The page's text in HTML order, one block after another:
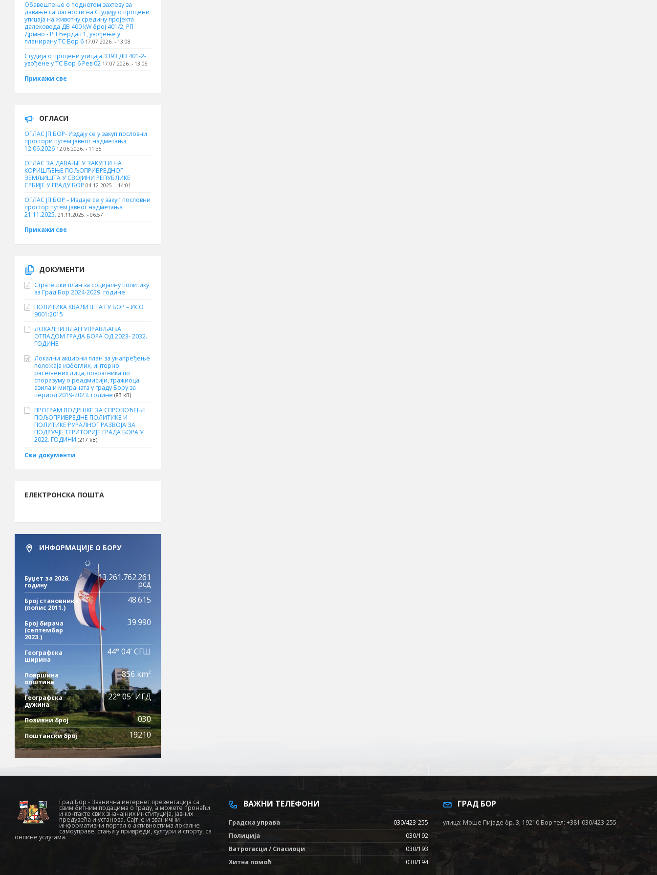
Обавештење о поднетом захтеву за
давање сагласности на Студију о процени
утицаја на животну средину пројекта
далековода ДВ 400 kW број 401/2, РП
Дрмно - РП Ђердап 1, увођење у
планирану ТС Бор 6 17.07.2026. - 13:08
Студија о процени утицаја 3393 ДВ 401-2-
увођене у ТС Бор 6 Рев 02 17.07.2026. - 13:05
Прикажи све
ОГЛАСИ
ОГЛАС ЈП БОР- Издају се у закуп пословни
простори путем јавног надметања
12.06.2026 12.06.2026. - 11:35
ОГЛАС ЗА ДАВАЊЕ У ЗАКУП И НА
КОРИШЋЕЊЕ ПОЉОПРИВРЕДНОГ
ЗЕМЉИШТА У СВОЈИНИ РЕПУБЛИКЕ
СРБИЈЕ У ГРАДУ БОР 04.12.2025. - 14:01
ОГЛАС ЈП БОР – Издаје се у закуп пословни
простор путем јавног надметања
21.11.2025. 21.11.2025. - 06:57
Прикажи све
ДОКУМЕНТИ
Стратешки план за социјалну политику
за Град Бор 2024-2029. године
ПОЛИТИКА КВАЛИТЕТА ГУ БОР – ИСО
9001:2015
ЛОКАЛНИ ПЛАН УПРАВЉАЊА
ОТПАДОМ ГРАДА БОРА ОД 2023- 2032.
ГОДИНЕ
Локални акциони план за унапређење
положаја избеглих, интерно
расељених лица, повратника по
споразуму о реадмисији, тражиоца
азила и миграната у граду Бору за
период 2019-2023. године (83 kB)
ПРОГРАМ ПОДРШКЕ ЗА СПРОВОЂЕЊЕ
ПОЉОПРИВРЕДНЕ ПОЛИТИКЕ И
ПОЛИТИКЕ РУРАЛНОГ РАЗВОЈА ЗА
ПОДРУЧЈЕ ТЕРИТОРИЈЕ ГРАДА БОРА У
2022. ГОДИНИ (217 kB)
Сви документи
ЕЛЕКТРОНСКА ПОШТА
ИНФОРМАЦИЈЕ О БОРУ
Буџет за 2026.
годину
13.261.762.261
рсд
Број становника
(попис 2011.)
48.615
Број бирача
(септембар
2023.)
39.990
Географска
ширина
44° 04′ СГШ
Површина
општине
856 km²
Географска
дужина
22° 05′ ИГД
Позивни број 030
Поштански број 19210
Град Бор - Званична интернет презентација са
свим битним подацима о граду, а можете пронаћи
и контакте свих значајних институција, јавних
предузећа и установа. Сајт је и званични
информативни портал о активностима локалне
самоуправе, стања у привреди, култури и спорту, са
онлине услугама.
ВАЖНИ ТЕЛЕФОНИ
Градска управа
030/423-255
Полиција
030/192
Ватрогасци / Спасиоци
030/193
Хитна помоћ
030/194
ГРАД БОР
улица: Моше Пијаде бр. 3, 19210 Бор тел: +381 030/423-255